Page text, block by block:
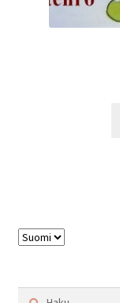
Valitse
Haku: